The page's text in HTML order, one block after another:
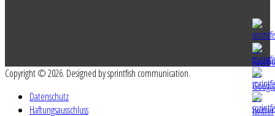
Copyright © 2026. Designed by sprintfish communication.
Datenschutz
Haftungsausschluss